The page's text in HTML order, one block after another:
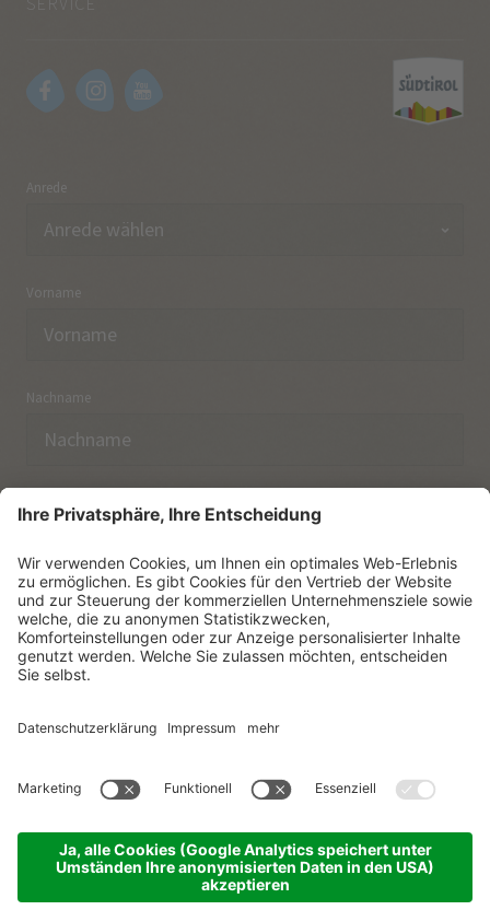
Anrede
Vorname
Nachname
E-Mail
Ich habe dieDatenschutzerklärungzur Kenntnis
genommen.
NEWSLETTER ABONNIEREN
produced by